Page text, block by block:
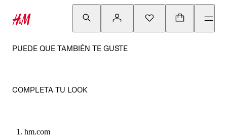
PUEDE QUE TAMBIÉN TE GUSTE
COMPLETA TU LOOK
hm.com